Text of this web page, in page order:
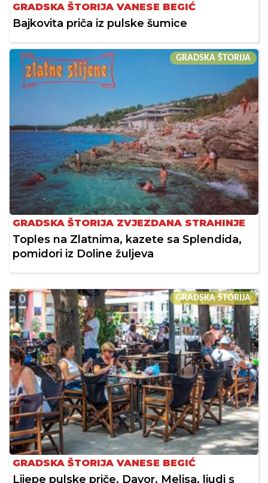
GRADSKA ŠTORIJA VANESE BEGIĆ
Bajkovita priča iz pulske šumice
GRADSKA ŠTORIJA
GRADSKA ŠTORIJA ZVJEZDANA STRAHINJE
Toples na Zlatnima, kazete sa Splendida,
pomidori iz Doline žuljeva
GRADSKA ŠTORIJA
GRADSKA ŠTORIJA VANESE BEGIĆ
Lijepe pulske priče, Davor, Melisa, ljudi s